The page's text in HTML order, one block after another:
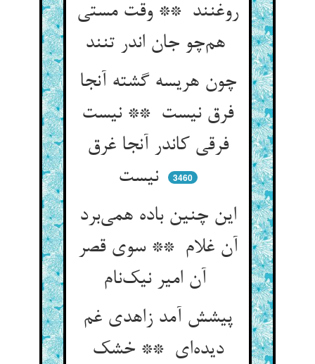
روغنند ** وقت مستی
هم‌چو جان اندر تنند
چون هریسه گشته آنجا
فرق نیست ** نیست
فرقی کاندر آنجا غرق
نیست
3460
این چنین باده همی‌برد
آن غلام ** سوی قصر
پیشش آمد زاهدی غم
دیده‌ای ** خشک